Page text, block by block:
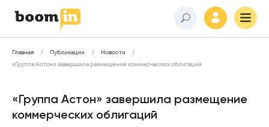
Главная Публикации
Новости
«Группа Астон» завершила размещение коммерческих облигаций
«Группа Астон» завершила размещение
коммерческих облигаций